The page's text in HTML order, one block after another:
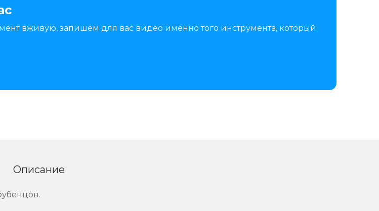
вживую, запишем для вас видео именно того инструмента, который
Описание